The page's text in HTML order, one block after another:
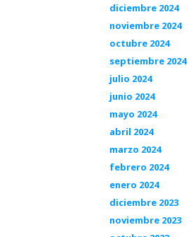
diciembre 2024
noviembre 2024
octubre 2024
septiembre 2024
julio 2024
junio 2024
mayo 2024
abril 2024
marzo 2024
febrero 2024
enero 2024
diciembre 2023
noviembre 2023